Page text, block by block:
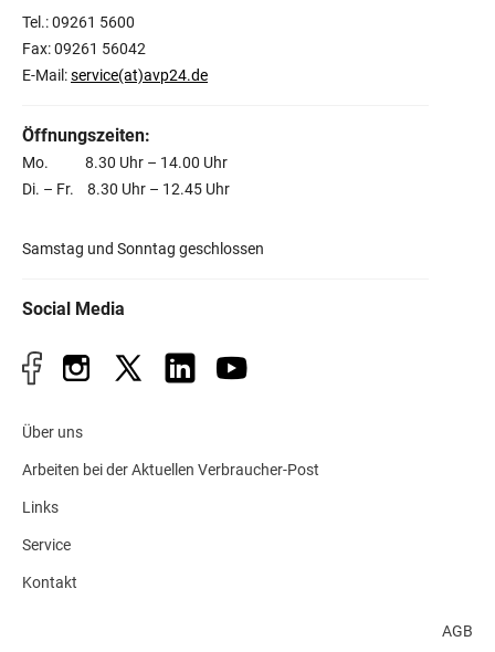
Tel.: 09261 5600
Fax: 09261 56042
E-Mail:service(at)avp24.de
Öffnungszeiten:
Mo. 8.30 Uhr – 14.00 Uhr
Di. – Fr. 8.30 Uhr – 12.45 Uhr
Samstag und Sonntag geschlossen
Social Media
Über uns
Arbeiten bei der Aktuellen Verbraucher-Post
Links
Service
Kontakt
AGB